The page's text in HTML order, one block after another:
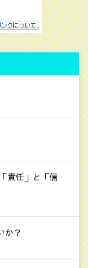
責任」と「信
か？